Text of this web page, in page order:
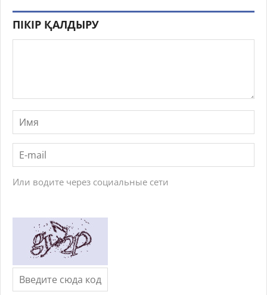
ПІКІР ҚАЛДЫРУ
Или водите через социальные сети